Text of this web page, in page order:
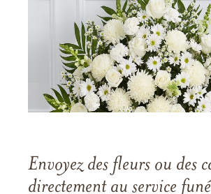
Envoyez des fleurs ou des
directement au service